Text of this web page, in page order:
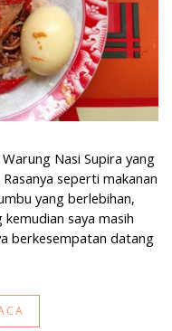
Nasi Supira yang
seperti makanan
yang berlebihan,
saya masih
berkesempatan datang